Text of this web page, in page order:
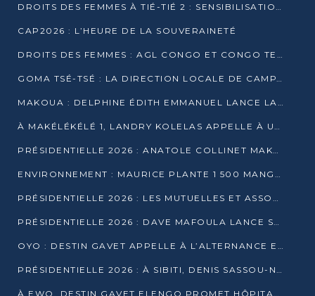
DROITS DES FEMMES À TIÉ-TIÉ 2 : SENSIBILISATION ET PÉDAGOGIE SUR LE DROIT DE VOTE
CAP2026 : L’HEURE DE LA SOUVERAINETÉ
DROITS DES FEMMES : AGL CONGO ET CONGO TERMINAL METTENT EN AVANT LE LEADERSHIP FÉMININ
GOMA TSÉ-TSÉ : LA DIRECTION LOCALE DE CAMPAGNE INTENSIFIE LA SENSIBILISATION DANS LES VILLAGES
MAKOUA : DELPHINE ÉDITH EMMANUEL LANCE LA CAMPAGNE POUR DENIS SASSOU-N’GUESSO
À MAKÉLÉKÉLÉ 1, LANDRY KOLELAS APPELLE À UNE MOBILISATION MASSIVE EN FAVEUR DE DENIS SASSOU-N’GUESSO
PRÉSIDENTIELLE 2026 : ANATOLE COLLINET MAKOSSO DÉFEND LE PROJET DE SOCIÉTÉ DE DENIS SASSOU NGUESSO
ENVIRONNEMENT : MAURICE PLANTE 1 500 MANGROVES POUR HONORER WANGARI MAATHAI
PRÉSIDENTIELLE 2026 : LES MUTUELLES ET ASSOCIATIONS S’IMPLIQUENT DANS LA CAMPAGNE ÉLECTORALE À TIÉ-TIÉ 2 (POINTE-NOIRE)
PRÉSIDENTIELLE 2026 : DAVE MAFOULA LANCE SA « VAGUE DU NOUVEAU DÉPART » À IMPFONDO
OYO : DESTIN GAVET APPELLE À L’ALTERNANCE ET À LA RESPONSABILITÉ DE LA JEUNESSE
PRÉSIDENTIELLE 2026 : À SIBITI, DENIS SASSOU-N’GUESSO PARIE SUR LES RESSOURCES DE LA LEKOUMOU
À EWO, DESTIN GAVET ELENGO PROMET HÔPITAL, CHEMIN DE FER ET AUDIT DES FINANCES PUBLIQUES